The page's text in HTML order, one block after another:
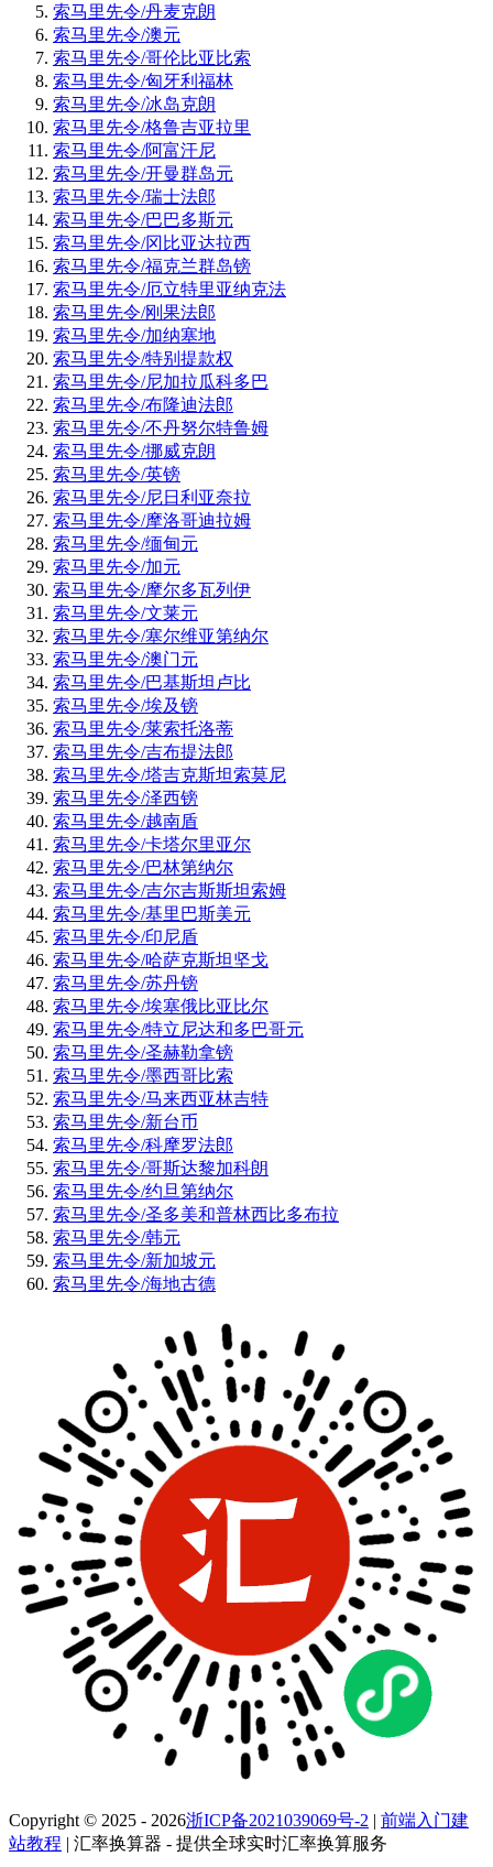
索马里先令/丹麦克朗
索马里先令/澳元
索马里先令/哥伦比亚比索
索马里先令/匈牙利福林
索马里先令/冰岛克朗
索马里先令/格鲁吉亚拉里
索马里先令/阿富汗尼
索马里先令/开曼群岛元
索马里先令/瑞士法郎
索马里先令/巴巴多斯元
索马里先令/冈比亚达拉西
索马里先令/福克兰群岛镑
索马里先令/厄立特里亚纳克法
索马里先令/刚果法郎
索马里先令/加纳塞地
索马里先令/特别提款权
索马里先令/尼加拉瓜科多巴
索马里先令/布隆迪法郎
索马里先令/不丹努尔特鲁姆
索马里先令/挪威克朗
索马里先令/英镑
索马里先令/尼日利亚奈拉
索马里先令/摩洛哥迪拉姆
索马里先令/缅甸元
索马里先令/加元
索马里先令/摩尔多瓦列伊
索马里先令/文莱元
索马里先令/塞尔维亚第纳尔
索马里先令/澳门元
索马里先令/巴基斯坦卢比
索马里先令/埃及镑
索马里先令/莱索托洛蒂
索马里先令/吉布提法郎
索马里先令/塔吉克斯坦索莫尼
索马里先令/泽西镑
索马里先令/越南盾
索马里先令/卡塔尔里亚尔
索马里先令/巴林第纳尔
索马里先令/吉尔吉斯斯坦索姆
索马里先令/基里巴斯美元
索马里先令/印尼盾
索马里先令/哈萨克斯坦坚戈
索马里先令/苏丹镑
索马里先令/埃塞俄比亚比尔
索马里先令/特立尼达和多巴哥元
索马里先令/圣赫勒拿镑
索马里先令/墨西哥比索
索马里先令/马来西亚林吉特
索马里先令/新台币
索马里先令/科摩罗法郎
索马里先令/哥斯达黎加科朗
索马里先令/约旦第纳尔
索马里先令/圣多美和普林西比多布拉
索马里先令/韩元
索马里先令/新加坡元
索马里先令/海地古德
Copyright © 2025 - 2026浙ICP备2021039069号-2 | 前端入门建
站教程 | 汇率换算器 - 提供全球实时汇率换算服务